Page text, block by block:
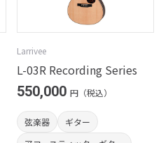
Larrivee
L-03R Recording Series
550,000 円（税込）
弦楽器
ギター